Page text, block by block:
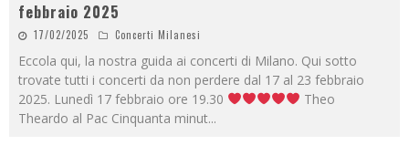
febbraio 2025
17/02/2025 Concerti Milanesi
Eccola qui, la nostra guida ai concerti di Milano. Qui sotto
trovate tutti i concerti da non perdere dal 17 al 23 febbraio
2025. Lunedì 17 febbraio ore 19.30
Theo
Theardo al Pac Cinquanta minut...